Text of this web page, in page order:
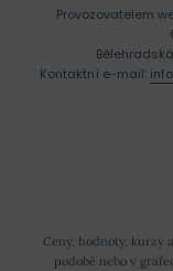
Ceny, hodnoty, kurzy
podobě nebo v
Provozovatelem
Kontaktní e-mail: